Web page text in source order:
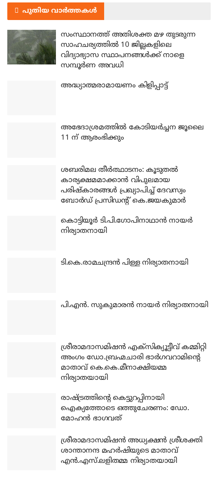
പുതിയ വാർത്തകൾ
സംസ്ഥാനത്ത് അതിശക്ത മഴ തുടരുന്ന
സാഹചര്യത്തിൽ 10 ജില്ലകളിലെ
വിദ്യാഭ്യാസ സ്ഥാപനങ്ങൾക്ക് നാളെ
സമ്പൂർണ അവധി
അദ്ധ്യാത്മരാമായണം കിളിപ്പാട്ട്
അഭേദാശ്രമത്തില്‍ കോടിയര്‍ച്ചന ജൂലൈ
11 ന് ആരംഭിക്കും
ശബരിമല തീര്‍ത്ഥാടനം: കൂടുതല്‍
കാര്യക്ഷമമാക്കാന്‍ വിപുലമായ
പരിഷ്‌കാരങ്ങള്‍ പ്രഖ്യാപിച്ച് ദേവസ്വം
ബോര്‍ഡ് പ്രസിഡന്റ് കെ.ജയകുമാര്‍
കൊട്ടിയൂര്‍ ടി.പി.ഗോപിനാഥാന്‍ നായര്‍
നിര്യാതനായി
ടി.കെ.രാമചന്ദ്രന്‍ പിള്ള നിര്യാതനായി
പി.എന്‍. സുകുമാരന്‍ നായര്‍ നിര്യാതനായി
ശ്രീരാമദാസമിഷന്‍ എക്‌സിക്യൂട്ടീവ് കമ്മിറ്റി
അംഗം ഡോ.ബ്രഹ്മചാരി ഭാര്‍ഗവറാമിന്റെ
മാതാവ് കെ.കെ.മീനാക്ഷിയമ്മ
നിര്യാതയായി
രാഷ്ട്രത്തിന്റെ കെട്ടുറപ്പിനായി
ഐക്യത്തോടെ ഒത്തുചേരണം: ഡോ.
മോഹന്‍ ഭാഗവത്
ശ്രീരാമദാസമിഷന്‍ അധ്യക്ഷന്‍ ശ്രീശക്തി
ശാന്താനന്ദ മഹര്‍ഷിയുടെ മാതാവ്
എന്‍.എസ്.ലളിതമ്മ നിര്യാതയായി